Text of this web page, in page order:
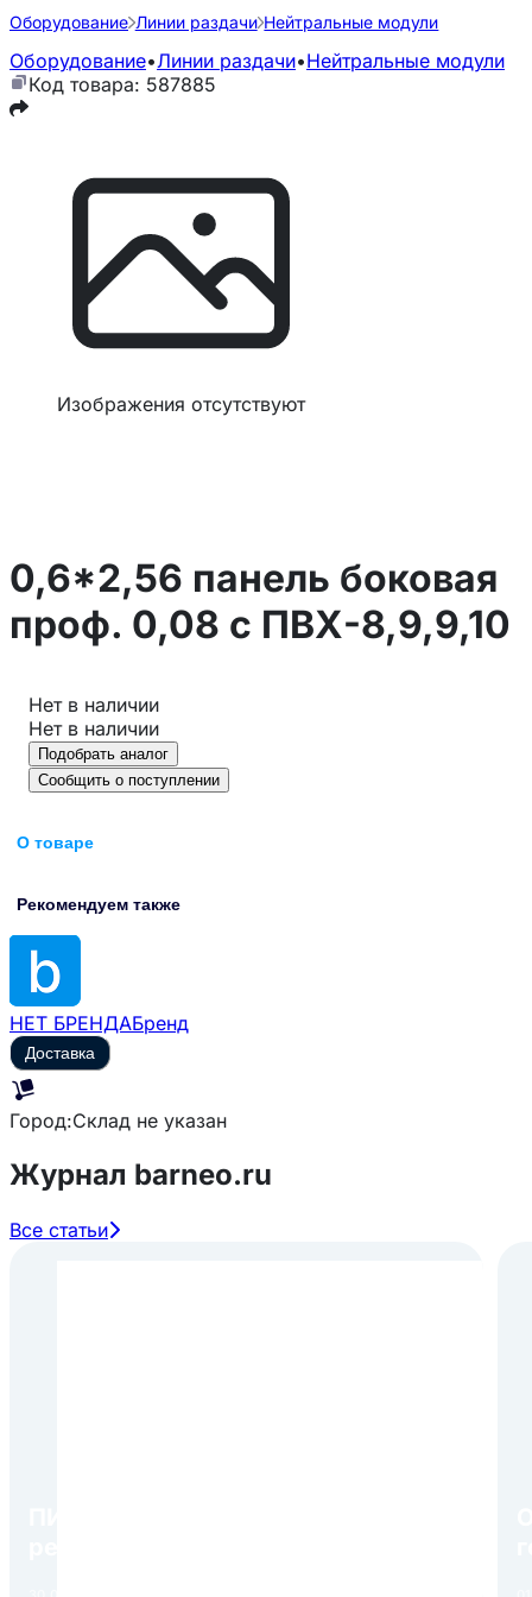
Оборудование Линии раздачи Нейтральные модули
Оборудование•Линии раздачи•Нейтральные модули
Код товара: 587885
Изображения отсутствуют
0,6*2,56 панель боковая
проф. 0,08 с ПВХ-8,9,9,10
Нет в наличии
Нет в наличии
Подобрать аналог
Сообщить о поступлении
О товаре
Рекомендуем также
НЕТ БРЕНДАБренд
Доставка
Город:Склад не указан
Журнал barneo.ru
Все статьи